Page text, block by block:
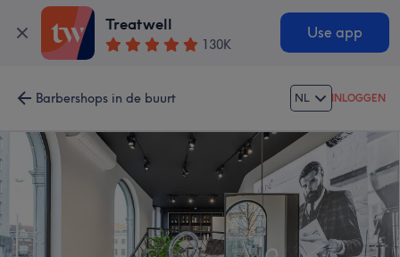
Treatwell
130K
Use app
Barbershops in de buurt NL INLOGGEN